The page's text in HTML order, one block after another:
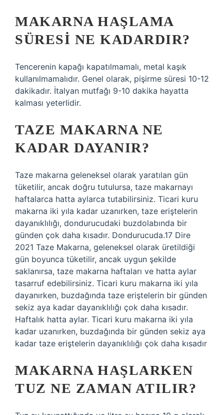
MAKARNA HAŞLAMA
SÜRESI NE KADARDIR?
Tencerenin kapağı kapatılmamalı, metal kaşık
kullanılmamalıdır. Genel olarak, pişirme süresi 10-12
dakikadır. İtalyan mutfağı 9-10 dakika hayatta
kalması yeterlidir.
TAZE MAKARNA NE
KADAR DAYANIR?
Taze makarna geleneksel olarak yaratılan gün
tüketilir, ancak doğru tutulursa, taze makarnayı
haftalarca hatta aylarca tutabilirsiniz. Ticari kuru
makarna iki yıla kadar uzanırken, taze eriştelerin
dayanıklılığı, dondurucudaki buzdolabında bir
günden çok daha kısadır. Dondurucuda.17 Dire
2021 Taze Makarna, geleneksel olarak üretildiği
gün boyunca tüketilir, ancak uygun şekilde
saklanırsa, taze makarna haftaları ve hatta aylar
tasarruf edebilirsiniz. Ticari kuru makarna iki yıla
dayanırken, buzdağında taze eriştelerin bir günden
sekiz aya kadar dayanıklılığı çok daha kısadır.
Haftalık hatta aylar. Ticari kuru makarna iki yıla
kadar uzanırken, buzdağında bir günden sekiz aya
kadar taze eriştelerin dayanıklılığı çok daha kısadır
MAKARNA HAŞLARKEN
TUZ NE ZAMAN ATILIR?